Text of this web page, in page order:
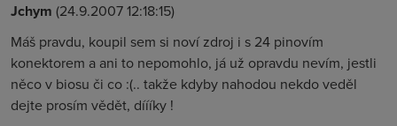
Jchym (24.9.2007 12:18:15)
Máš pravdu, koupil sem si noví zdroj i s 24 pinovím
konektorem a ani to nepomohlo, já už opravdu nevím, jestli
něco v biosu či co :(.. takže kdyby nahodou nekdo veděl
dejte prosím vědět, díííky !